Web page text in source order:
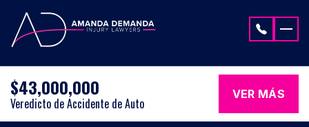
$43,000,000
Veredicto de Accidente de Auto
VER MÁS